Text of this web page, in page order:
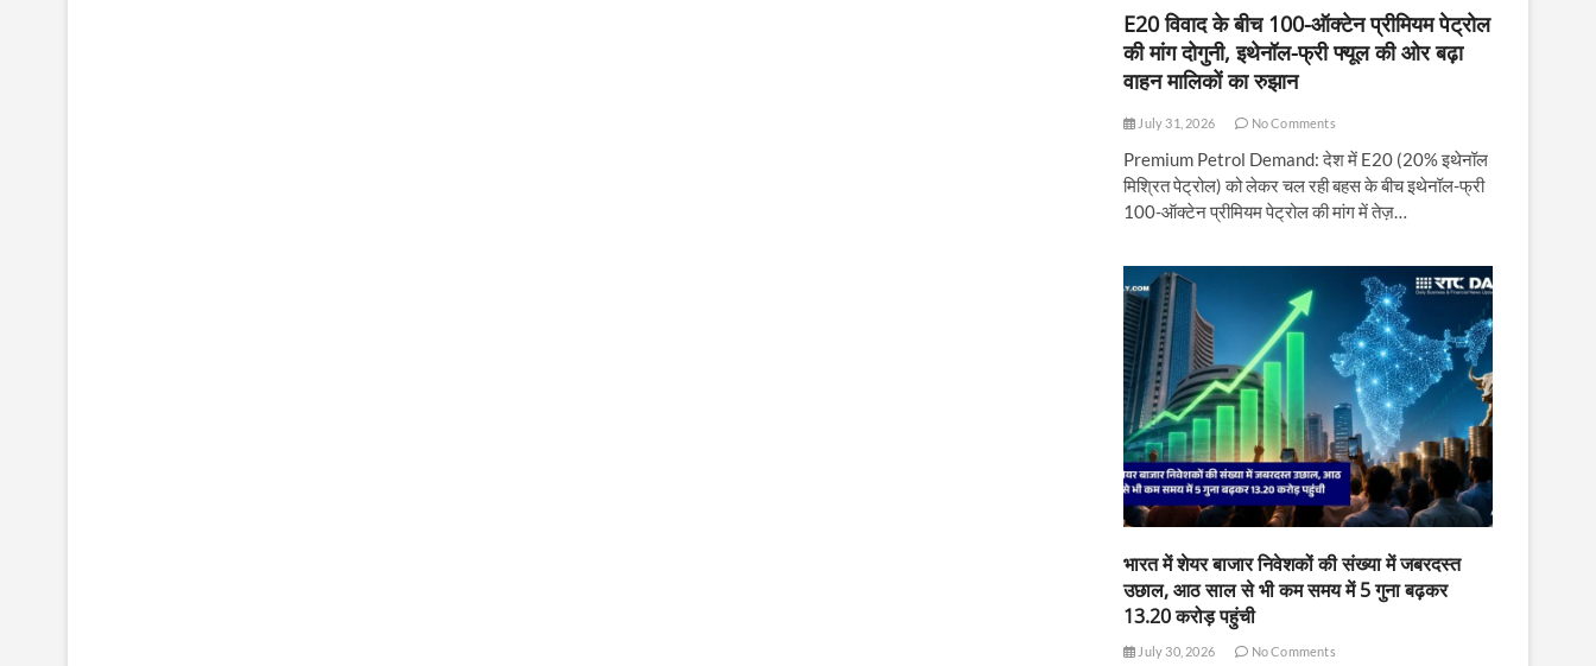
E20 विवाद के बीच 100-ऑक्टेन प्रीमियम पेट्रोल
की मांग दोगुनी, इथेनॉल-फ्री फ्यूल की ओर बढ़ा
वाहन मालिकों का रुझान
July 31, 2026 No Comments
Premium Petrol Demand: देश में E20 (20% इथेनॉल
मिश्रित पेट्रोल) को लेकर चल रही बहस के बीच इथेनॉल-फ्री
100-ऑक्टेन प्रीमियम पेट्रोल की मांग में तेज़…
भारत में शेयर बाजार निवेशकों की संख्या में जबरदस्त
उछाल, आठ साल से भी कम समय में 5 गुना बढ़कर
13.20 करोड़ पहुंची
July 30, 2026 No Comments